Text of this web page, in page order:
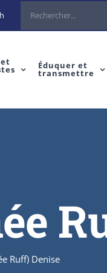
Rechercher
Éduquer et
transmettre
Ruff) Denise